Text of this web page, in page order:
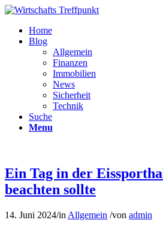
Home
Blog
Allgemein
Finanzen
Immobilien
News
Sicherheit
Technik
Suche
Menu
Ein Tag in der
beachten sollte
14. Juni 2024/in Allgemein /von admin